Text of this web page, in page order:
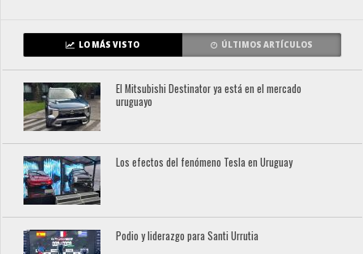
LO MÁS VISTO ÚLTIMOS ARTÍCULOS
El Mitsubishi Destinator ya está en el mercado
uruguayo
Los efectos del fenómeno Tesla en Uruguay
Podio y liderazgo para Santi Urrutia